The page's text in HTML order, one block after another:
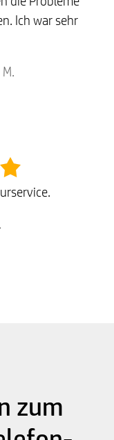
Ich war sehr
zum